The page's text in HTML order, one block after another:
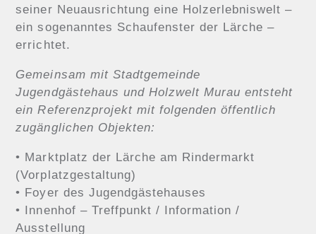
seiner Neuausrichtung eine Holzerlebniswelt –
ein sogenanntes Schaufenster der Lärche –
errichtet.
Gemeinsam mit Stadtgemeinde
Jugendgästehaus und Holzwelt Murau entsteht
ein Referenzprojekt mit folgenden öffentlich
zugänglichen Objekten:
• Marktplatz der Lärche am Rindermarkt
(Vorplatzgestaltung)
• Foyer des Jugendgästehauses
• Innenhof – Treffpunkt / Information /
Ausstellung